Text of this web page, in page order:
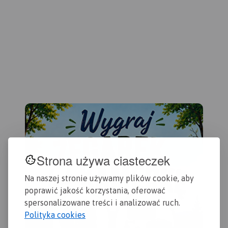
Strona używa ciasteczek
Na naszej stronie używamy plików cookie, aby
poprawić jakość korzystania, oferować
spersonalizowane treści i analizować ruch.
Polityka cookies